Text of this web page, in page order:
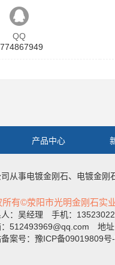
QQ
产品中心
从事电镀金刚石、 电镀金刚
所有©荥阳市光明金刚石实
人：吴经理 手机：
：512493969@qq.com 地址
备案号：豫ICP备09019809号